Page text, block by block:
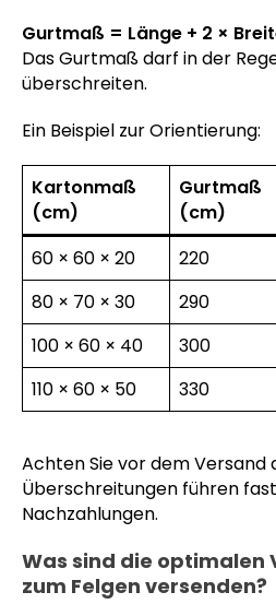
Gurtmaß = Länge + 2 ×
Das Gurtmaß darf in der
überschreiten.
Ein Beispiel zur Orientierung:
Kartonmaß
(cm)
Gurtmaß
(cm)
60 × 60 × 20
220
80 × 70 × 30
290
100 × 60 × 40
300
110 × 60 × 50
330
Achten Sie vor dem Versand
Überschreitungen führen
Nachzahlungen.
Was sind die optimalen
zum Felgen versenden?